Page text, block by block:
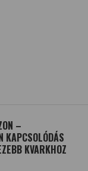
–
KAPCSOLÓDÁS
KVARKHOZ